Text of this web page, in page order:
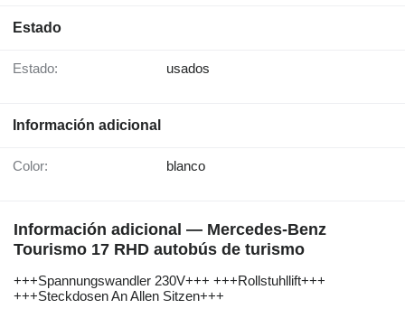
Estado
Estado: usados
Información adicional
Color: blanco
Información adicional — Mercedes-Benz
Tourismo 17 RHD autobús de turismo
+++Spannungswandler 230V+++ +++Rollstuhllift+++
+++Steckdosen An Allen Sitzen+++